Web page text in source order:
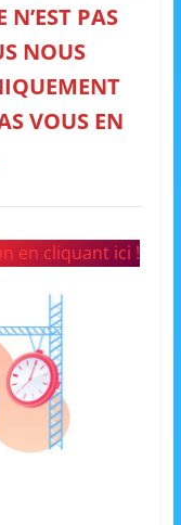
PAS
NOUS
VOUS EN
en cliquant ici !